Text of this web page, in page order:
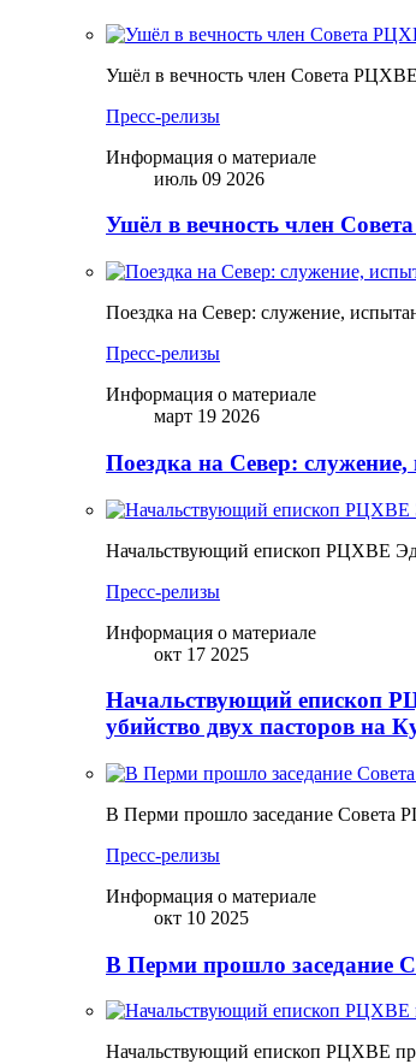
Ушёл в вечность член Совета
Пресс-релизы
Информация о материале
июль 09 2026
Ушёл в вечность член
Поездка на Север: служение,
Пресс-релизы
Информация о материале
март 19 2026
Поездка на Север:
Начальствующий епископ РЦХВЕ
Пресс-релизы
Информация о материале
окт 17 2025
Начальствующий епископ
убийство двух пасторов на
В Перми прошло заседание Совета
Пресс-релизы
Информация о материале
окт 10 2025
В Перми прошло заседание
Начальствующий епископ РЦХВЕ